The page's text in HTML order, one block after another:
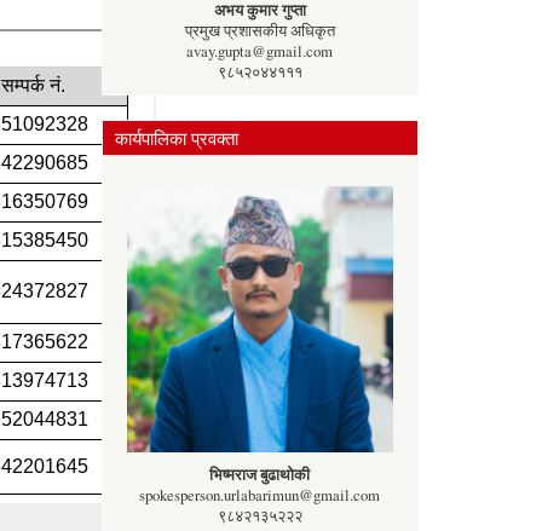
अभय कुमार गुप्ता
प्रमुख प्रशासकीय अधिकृत
avay.gupta@gmail.com
९८५२०४४१११
कार्यपालिका प्रवक्ता
भिष्मराज बुढाथोकी
spokesperson.urlabarimun@gmail.com
९८४२१३५२२२